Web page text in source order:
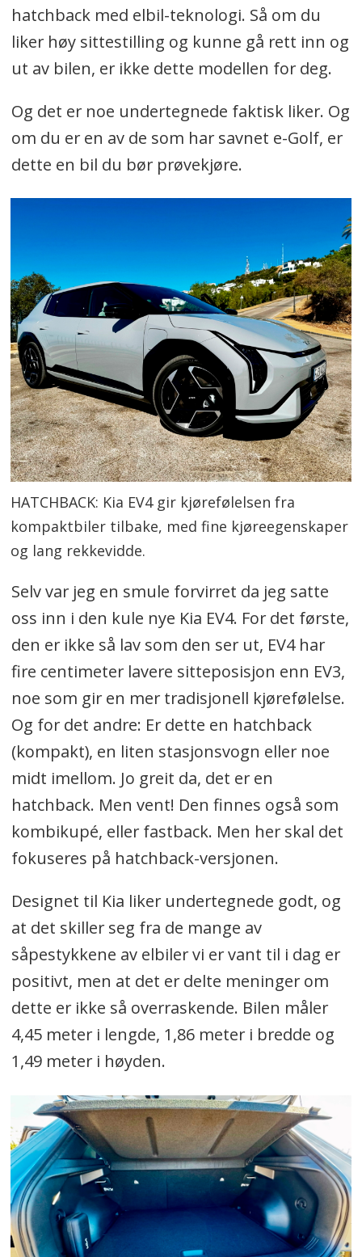
hatchback med elbil-teknologi. Så om du
liker høy sittestilling og kunne gå rett inn og
ut av bilen, er ikke dette modellen for deg.
Og det er noe undertegnede faktisk liker. Og
om du er en av de som har savnet e-Golf, er
dette en bil du bør prøvekjøre.
HATCHBACK: Kia EV4 gir kjørefølelsen fra
kompaktbiler tilbake, med fine kjøreegenskaper
og lang rekkevidde.
Selv var jeg en smule forvirret da jeg satte
oss inn i den kule nye Kia EV4. For det første,
den er ikke så lav som den ser ut, EV4 har
fire centimeter lavere sitteposisjon enn EV3,
noe som gir en mer tradisjonell kjørefølelse.
Og for det andre: Er dette en hatchback
(kompakt), en liten stasjonsvogn eller noe
midt imellom. Jo greit da, det er en
hatchback. Men vent! Den finnes også som
kombikupé, eller fastback. Men her skal det
fokuseres på hatchback-versjonen.
Designet til Kia liker undertegnede godt, og
at det skiller seg fra de mange av
såpestykkene av elbiler vi er vant til i dag er
positivt, men at det er delte meninger om
dette er ikke så overraskende. Bilen måler
4,45 meter i lengde, 1,86 meter i bredde og
1,49 meter i høyden.